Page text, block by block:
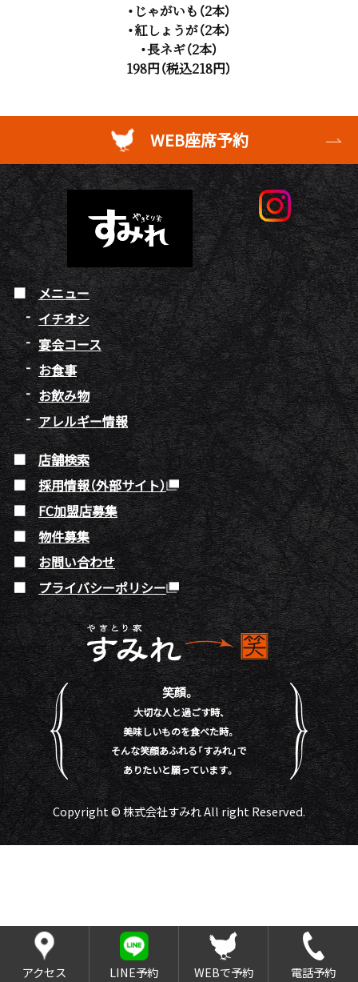
・じゃがいも（2本）
・紅しょうが（2本）
・長ネギ（2本）
198円（税込218円）
WEB座席予約
メニュー
イチオシ
宴会コース
お食事
お飲み物
アレルギー情報
店舗検索
採用情報（外部サイト）
FC加盟店募集
物件募集
お問い合わせ
プライバシーポリシー
笑顔。
大切な人と過ごす時、
美味しいものを食べた時。
そんな笑顔あふれる「すみれ」で
ありたいと願っています。
Copyright © 株式会社すみれ All right Reserved.
アクセス LINE予約 WEBで予約 電話予約